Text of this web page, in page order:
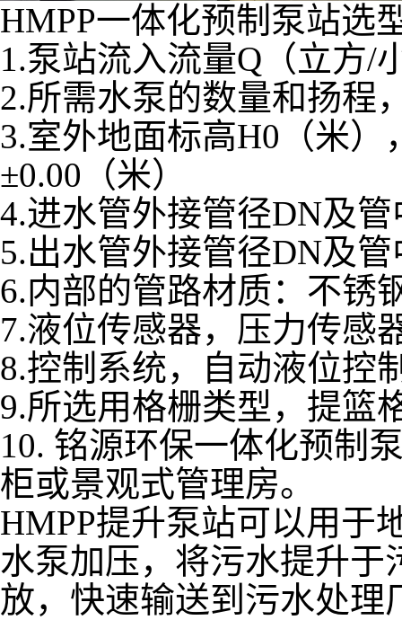
HMPP一体化预制泵站选
1.泵站流入流量Q（立方/
2.所需水泵的数量和扬程
3.室外地面标高H0（米）
±0.00（米）
4.进水管外接管径DN及
5.出水管外接管径DN及
6.内部的管路材质：不锈
7.液位传感器，压力传感
8.控制系统，自动液位控
9.所选用格栅类型，提篮
10. 铭源环保一体化预制
柜或景观式管理房。
HMPP提升泵站可以用于
水泵加压，将污水提升于
放，快速输送到污水处理